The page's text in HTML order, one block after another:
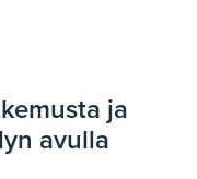
ja
avulla